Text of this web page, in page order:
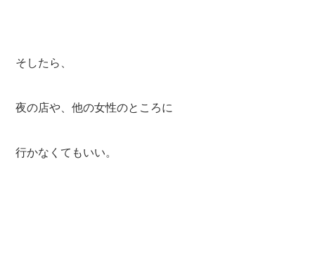
そしたら、
夜の店や、他の女性のところに
行かなくてもいい。